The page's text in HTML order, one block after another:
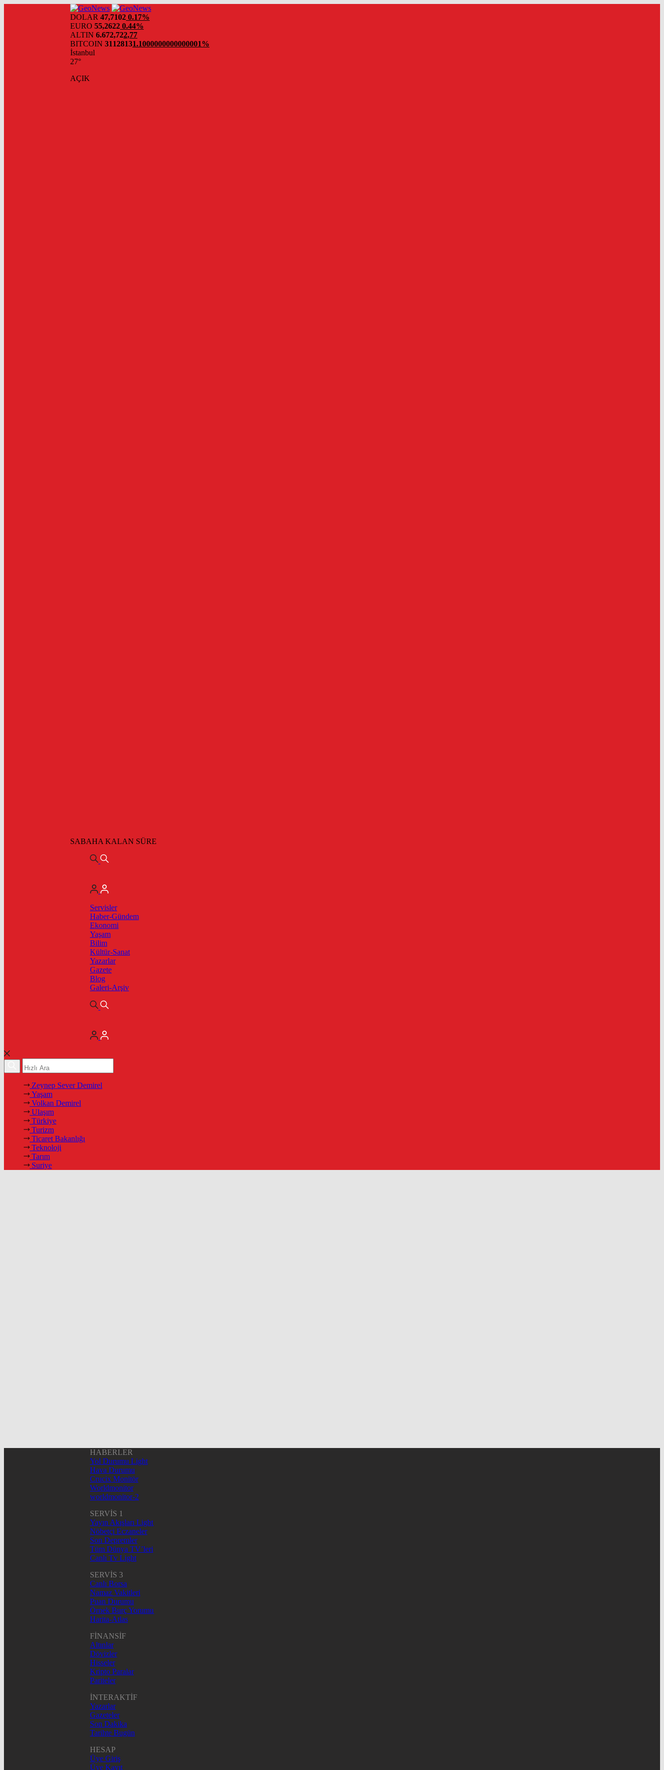
DOLAR 47,7102 0.17%
EURO 55,2622 0.44%
ALTIN 6.672,722,77
BITCOIN 31128131.1000000000000001%
İstanbul
27°
AÇIK
SABAHA KALAN SÜRE
Servisler
Haber-Gündem
Ekonomi
Yaşam
Bilim
Kültür-Sanat
Yazarlar
Gazete
Blog
Galeri-Arşiv
Zeynep Sever Demirel
Yaşam
Volkan Demirel
Ulaşım
Türkiye
Turizm
Ticaret Bakanlığı
Teknoloji
Tarım
Suriye
HABERLER
Yol Durumu Light
Hava Durumu
Crucix Monitör
Worldmonitor
worldmonitor-2
SERVİS 1
Yayın Akışları Light
Nöbetçi Eczaneler
Son Depremler
Tüm Dünya TV’leri
Canlı Tv Light
SERVİS 3
Canlı Borsa
Namaz Vakitleri
Puan Durumu
Örnek Burç Yorumu
Harita-Atlas
FİNANSİF
Altınlar
Dövizler
Hisseler
Kripto Paralar
Pariteler
İNTERAKTİF
Yazarlar
Gazeteler
Son Dakika
Tarihte Bugün
HESAP
Üye Giriş
Üye Kayıt